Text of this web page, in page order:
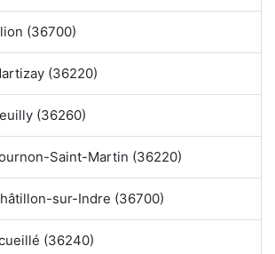
(36700)
(36220)
(36260)
Saint-Martin (36220)
sur-Indre (36700)
(36240)